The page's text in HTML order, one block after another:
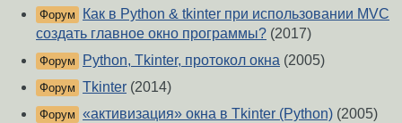
Форум
Как в Python & tkinter при использовании MVC
создать главное окно программы? (2017)
Форум Python, Tkinter, протокол окна (2005)
Форум Tkinter (2014)
Форум «активизация» окна в Tkinter (Python) (2005)